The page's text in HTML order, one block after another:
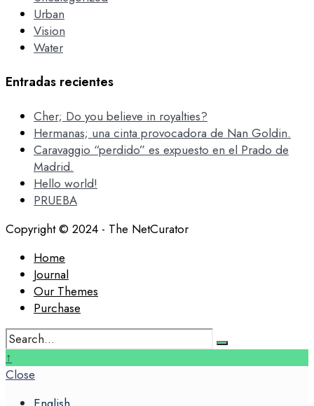
Urban
Vision
Water
Entradas recientes
Cher; Do you believe in royalties?
Hermanas; una cinta provocadora de Nan Goldin.
Caravaggio “perdido” es expuesto en el Prado de
Madrid.
Hello world!
PRUEBA
Copyright © 2024 - The NetCurator
Home
Journal
Our Themes
Purchase
Search
for:
Close
Search
↑
Close